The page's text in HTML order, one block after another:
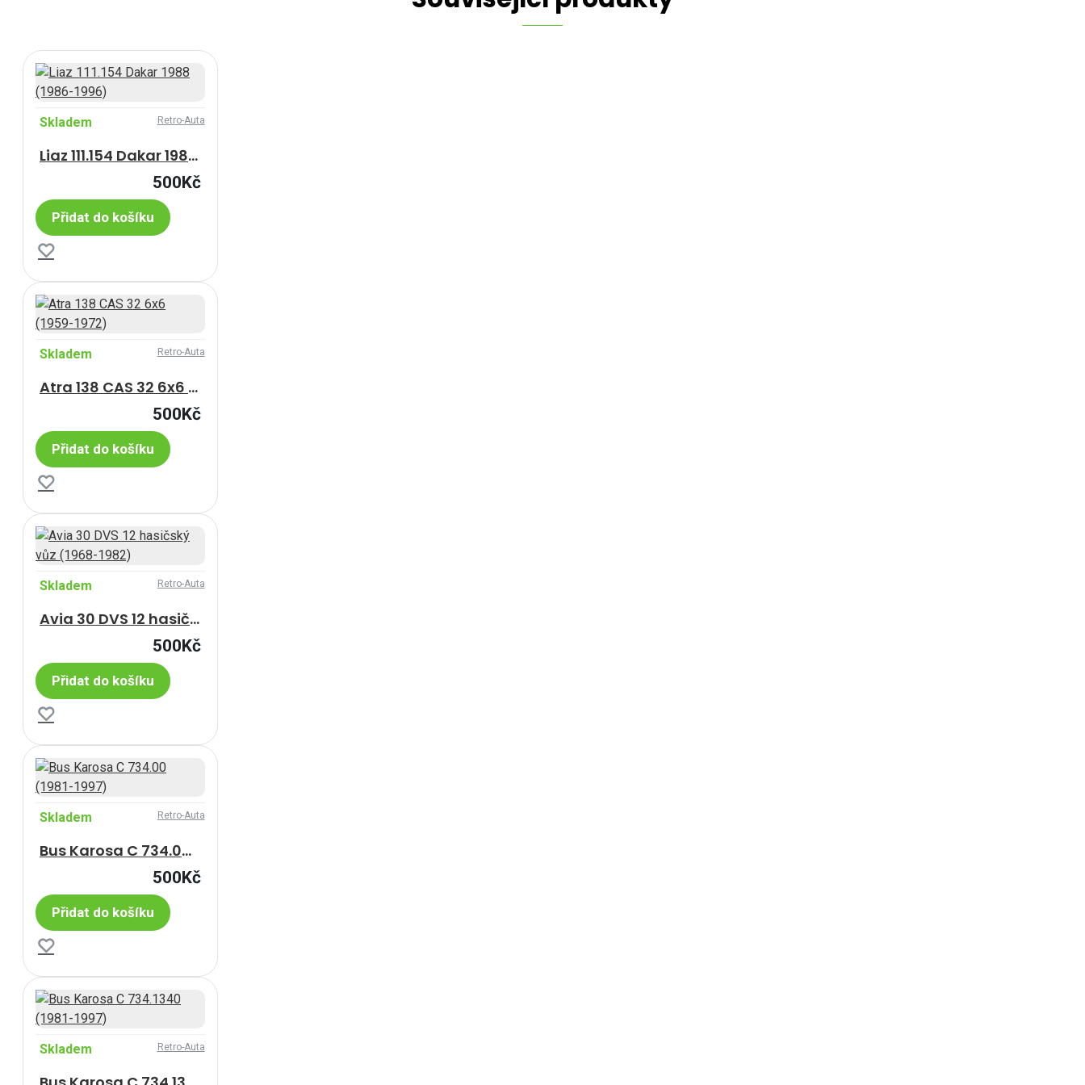
Skladem Retro-Auta
Liaz 111.154 Dakar 1988 (1986-1996)
500Kč
Přidat do košíku
Skladem Retro-Auta
Atra 138 CAS 32 6x6 (1959-1972)
500Kč
Přidat do košíku
Skladem Retro-Auta
Avia 30 DVS 12 hasičský vůz (1968-1982)
500Kč
Přidat do košíku
Skladem Retro-Auta
Bus Karosa C 734.00 (1981-1997)
500Kč
Přidat do košíku
Skladem Retro-Auta